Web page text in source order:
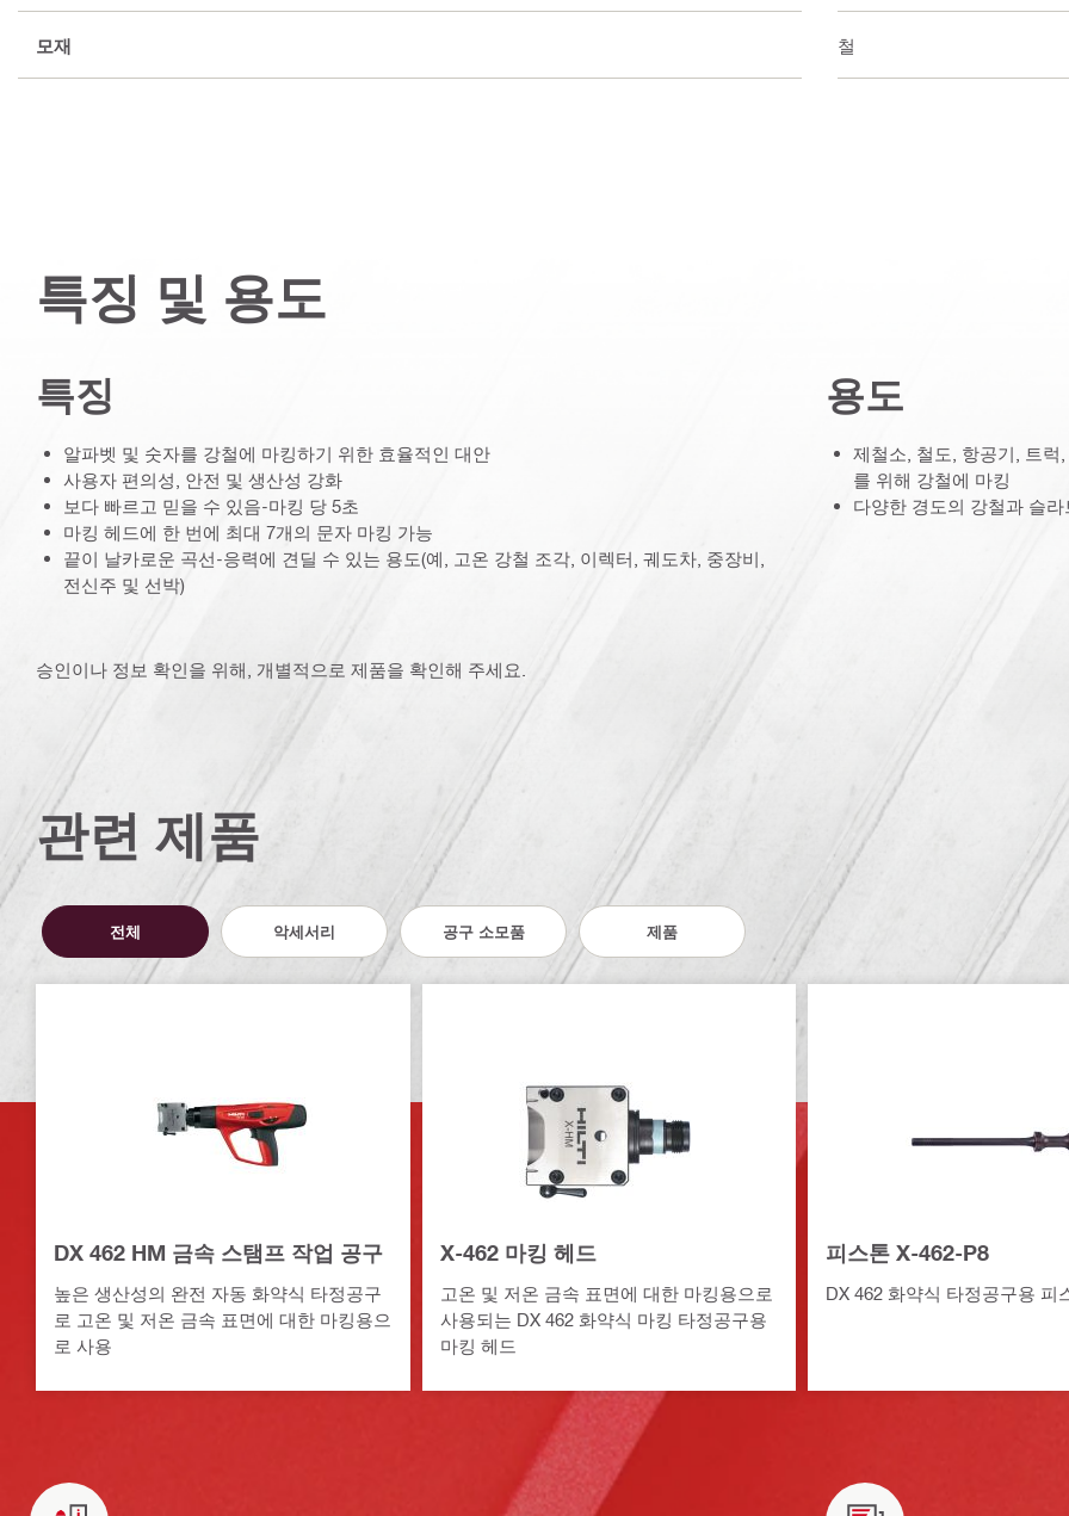
모재 강철
특징 및 용도
특징
알파벳 및 숫자를 강철에 마킹하기 위한 효율적인 대안
사용자 편의성, 안전 및 생산성 강화
보다 빠르고 믿을 수 있음-마킹 당 5초
마킹 헤드에 한 번에 최대 7개의 문자 마킹 가능
끝이 날카로운 곡선-응력에 견딜 수 있는 용도(예, 고온 강철 조각, 이렉터, 궤도차, 중장비,
전신주 및 선박)
용도
제철소, 철도, 항공기, 트럭
를 위해 강철에 마킹
다양한 경도의 강철과 슬
승인이나 정보 확인을 위해, 개별적으로 제품을 확인해 주세요.
관련 제품
전체 악세서리 공구 소모품 제품
DX 462 HM 금속 스탬프 작업 공구
높은 생산성의 완전 자동 화약식 타정공구
로 고온 및 저온 금속 표면에 대한 마킹용으
로 사용
X-462 마킹 헤드
고온 및 저온 금속 표면에 대한 마킹용으로
사용되는 DX 462 화약식 마킹 타정공구용
마킹 헤드
피스톤 X-462-P8
DX 462 화약식 타정공구용 피